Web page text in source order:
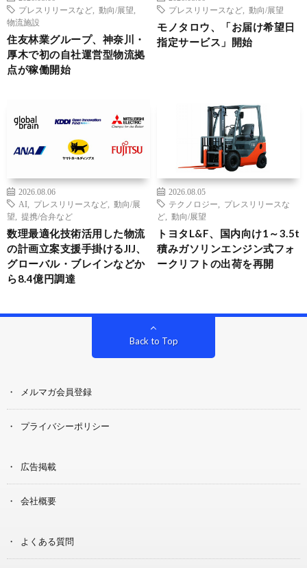
プレスリリースなど
動向/展望
物流施設
住友林業グループ、神奈川・
厚木で初の自社運営型物流拠
点が稼働開始
プレスリリースなど
動向/展望
モノタロウ、「お届け希望日
指定サービス」開始
2026.08.06
AI
プレスリリースなど
動向/展
望
提携/合弁など
数理最適化技術活用した物流
の計画立案支援手掛けるJIJ、
グローバル・ブレインなどか
ら8.4億円調達
2026.08.05
テクノロジー
プレスリリースな
ど
動向/展望
トヨタL&F、国内向け1～3.5t
積みガソリンエンジン式フォ
ークリフトの出荷を再開
Back to Top
メルマガ会員登録
プライバシーポリシー
広告掲載
会社概要
よくある質問